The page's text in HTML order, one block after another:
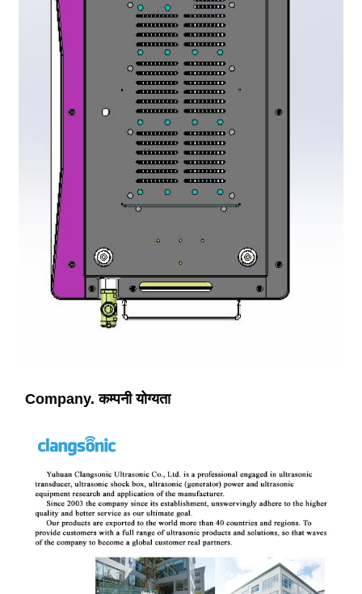
Company. कम्पनी योग्यता